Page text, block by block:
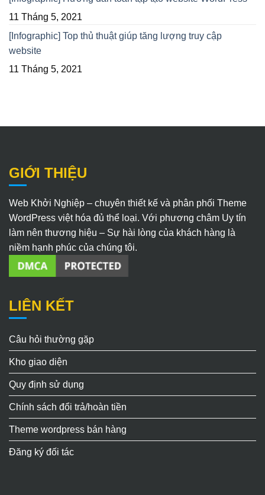
11 Tháng 5, 2021
[Infographic] Top thủ thuật giúp tăng lượng truy cập
website
11 Tháng 5, 2021
GIỚI THIỆU
Web Khởi Nghiệp – chuyên thiết kế và phân phối Theme
WordPress việt hóa đủ thể loại. Với phương châm Uy tín
làm nên thương hiệu – Sự hài lòng của khách hàng là
niềm hạnh phúc của chúng tôi.
LIÊN KẾT
Câu hỏi thường gặp
Kho giao diện
Quy định sử dụng
Chính sách đổi trả/hoàn tiền
Theme wordpress bán hàng
Đăng ký đối tác